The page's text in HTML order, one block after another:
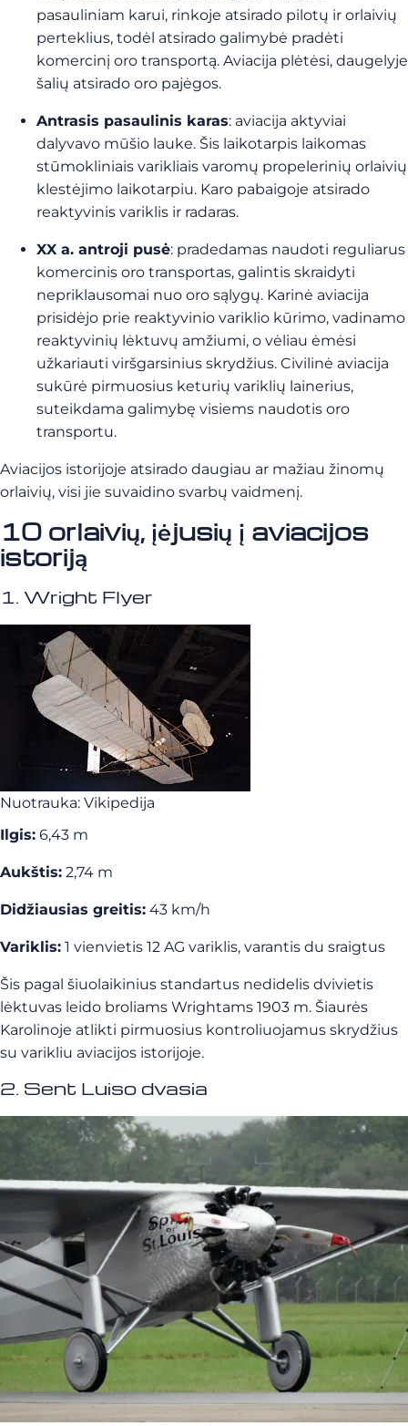
pasauliniam karui, rinkoje atsirado pilotų ir orlaivių
perteklius, todėl atsirado galimybė pradėti
komercinį oro transportą. Aviacija plėtėsi, daugelyje
šalių atsirado oro pajėgos.
Antrasis pasaulinis karas: aviacija aktyviai
dalyvavo mūšio lauke. Šis laikotarpis laikomas
stūmokliniais varikliais varomų propelerinių orlaivių
klestėjimo laikotarpiu. Karo pabaigoje atsirado
reaktyvinis variklis ir radaras.
XX a. antroji pusė: pradedamas naudoti reguliarus
komercinis oro transportas, galintis skraidyti
nepriklausomai nuo oro sąlygų. Karinė aviacija
prisidėjo prie reaktyvinio variklio kūrimo, vadinamo
reaktyvinių lėktuvų amžiumi, o vėliau ėmėsi
užkariauti viršgarsinius skrydžius. Civilinė aviacija
sukūrė pirmuosius keturių variklių lainerius,
suteikdama galimybę visiems naudotis oro
transportu.
Aviacijos istorijoje atsirado daugiau ar mažiau žinomų
orlaivių, visi jie suvaidino svarbų vaidmenį.
10 orlaivių, įėjusių į aviacijos
istoriją
1. Wright Flyer
Nuotrauka: Vikipedija
Ilgis: 6,43 m
Aukštis: 2,74 m
Didžiausias greitis: 43 km/h
Variklis: 1 vienvietis 12 AG variklis, varantis du sraigtus
Šis pagal šiuolaikinius standartus nedidelis dvivietis
lėktuvas leido broliams Wrightams 1903 m. Šiaurės
Karolinoje atlikti pirmuosius kontroliuojamus skrydžius
su varikliu aviacijos istorijoje.
2. Sent Luiso dvasia